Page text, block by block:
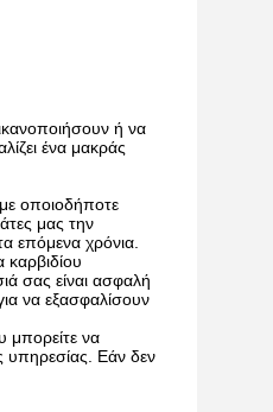
ή να
ένα μακράς
οποιοδήποτε
μας την
επόμενα χρόνια.
σας είναι ασφαλή
να εξασφαλίσουν
μπορείτε να
υπηρεσίας. Εάν δεν